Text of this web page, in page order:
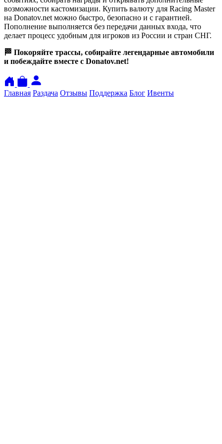
возможности кастомизации. Купить валюту для Racing Master
на Donatov.net можно быстро, безопасно и с гарантией.
Пополнение выполняется без передачи данных входа, что
делает процесс удобным для игроков из России и стран СНГ.
🏁 Покоряйте трассы, собирайте легендарные автомобили
и побеждайте вместе с Donatov.net!
Главная Раздача Отзывы Поддержка Блог Ивенты